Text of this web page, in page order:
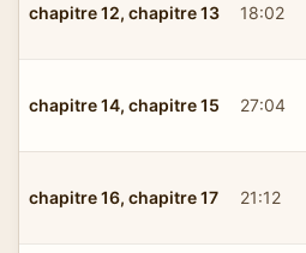
chapitre 12, chapitre 13 18:02
chapitre 14, chapitre 15 27:04
chapitre 16, chapitre 17 21:12